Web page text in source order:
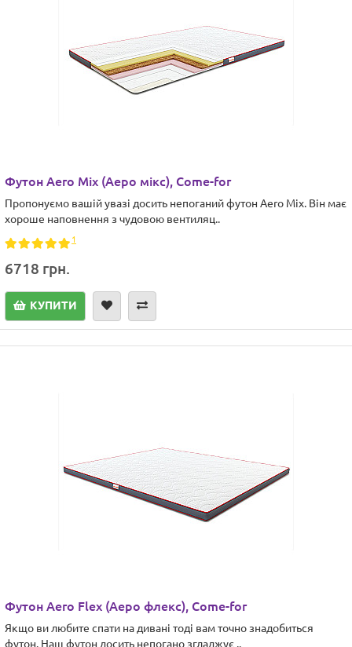
Футон Aero Mix (Аеро мікс), Come-for
Пропонуємо вашій увазі досить непоганий футон Aero Mix. Він має
хороше наповнення з чудовою вентиляц..
1
6718 грн.
КУПИТИ
Футон Aero Flex (Аеро флекс), Come-for
Якщо ви любите спати на дивані тоді вам точно знадобиться
футон. Наш футон досить непогано згладжує ..